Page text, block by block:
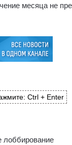
месяца не
Ctrl + Enter